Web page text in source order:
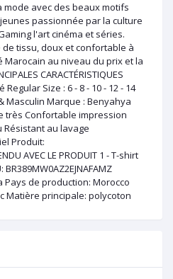
mode avec des beaux motifs
passionnée par la culture
l'art cinéma et séries.
tissu, doux et confortable à
au niveau du prix et la
CARACTÉRISTIQUES
Size : 6 - 8 - 10 - 12 - 14
Masculin Marque : Benyahya
très Confortable impression
au lavage
Produit:
AVEC LE PRODUIT 1 - T-shirt
BR389MW0AZ2EJNAFAMZ
de production: Morocco
Matière principale: polycoton